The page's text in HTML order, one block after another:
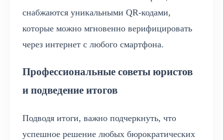
снабжаются уникальными QR-кодами,
которые можно мгновенно верифицировать
через интернет с любого смартфона.
Профессиональные советы юристов
и подведение итогов
Подводя итоги, важно подчеркнуть, что
успешное решение любых бюрократических